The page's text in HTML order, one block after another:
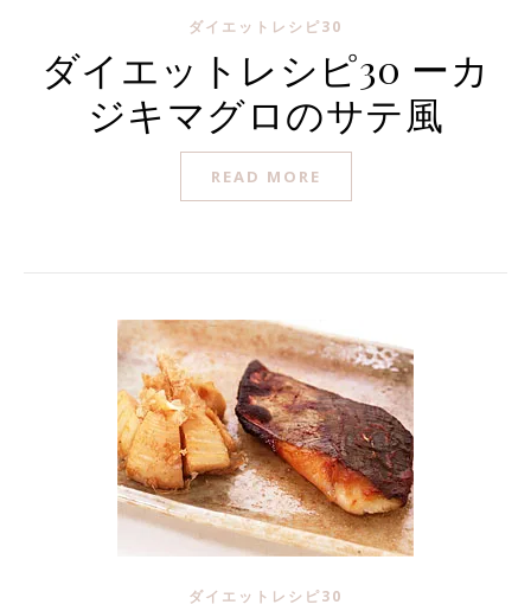
ダイエットレシピ30
ダイエットレシピ30 ーカ
ジキマグロのサテ風
READ MORE
ダイエットレシピ30